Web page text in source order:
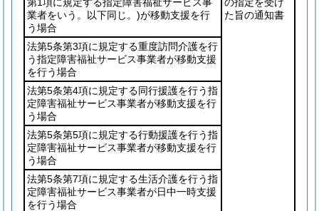
業者をいう。以下同じ。)が移動支援を行
う場合
た旨の通知書
法第5条第3項に規定する重度訪問介護を行
う指定障害福祉サービス事業者が移動支援
を行う場合
法第5条第4項に規定する同行援護を行う指
定障害福祉サービス事業者が移動支援を行
う場合
法第5条第5項に規定する行動援護を行う指
定障害福祉サービス事業者が移動支援を行
う場合
法第5条第7項に規定する生活介護を行う指
定障害福祉サービス事業者が日中一時支援
を行う場合